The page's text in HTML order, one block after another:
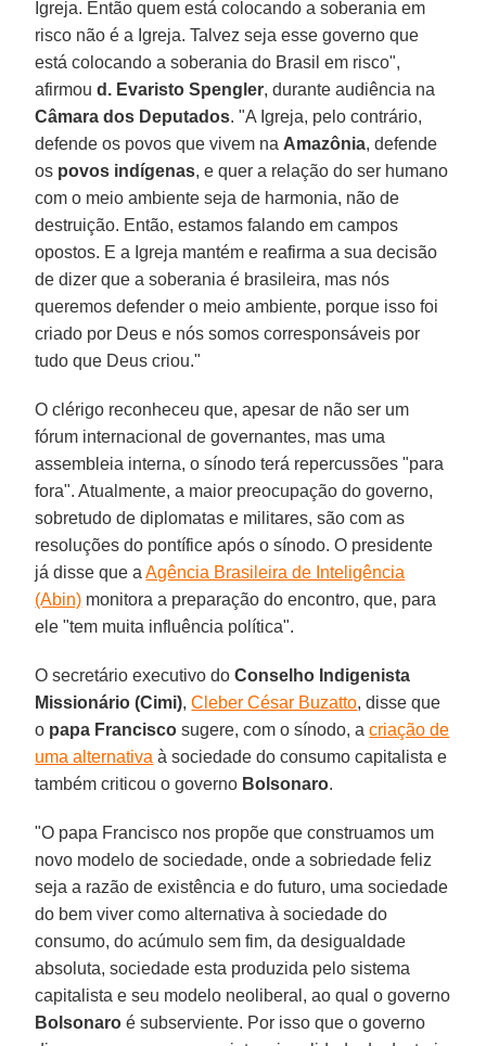
Igreja. Então quem está colocando a soberania em
risco não é a Igreja. Talvez seja esse governo que
está colocando a soberania do Brasil em risco",
afirmoud. Evaristo Spengler, durante audiência na
Câmara dos Deputados. "A Igreja, pelo contrário,
defende os povos que vivem na Amazônia, defende
os povos indígenas, e quer a relação do ser humano
com o meio ambiente seja de harmonia, não de
destruição. Então, estamos falando em campos
opostos. E a Igreja mantém e reafirma a sua decisão
de dizer que a soberania é brasileira, mas nós
queremos defender o meio ambiente, porque isso foi
criado por Deus e nós somos corresponsáveis por
tudo que Deus criou."
O clérigo reconheceu que, apesar de não ser um
fórum internacional de governantes, mas uma
assembleia interna, o sínodo terá repercussões "para
fora". Atualmente, a maior preocupação do governo,
sobretudo de diplomatas e militares, são com as
resoluções do pontífice após o sínodo. O presidente
já disse que aAgência Brasileira de Inteligência
(Abin) monitora a preparação do encontro, que, para
ele "tem muita influência política".
O secretário executivo doConselho Indigenista
Missionário (Cimi),Cleber César Buzatto, disse que
o papa Francisco sugere, com o sínodo, acriação de
uma alternativa à sociedade do consumo capitalista e
também criticou o governo Bolsonaro.
"O papa Francisco nos propõe que construamos um
novo modelo de sociedade, onde a sobriedade feliz
seja a razão de existência e do futuro, uma sociedade
do bem viver como alternativa à sociedade do
consumo, do acúmulo sem fim, da desigualdade
absoluta, sociedade esta produzida pelo sistema
capitalista e seu modelo neoliberal, ao qual o governo
Bolsonaro é subserviente. Por isso que o governo